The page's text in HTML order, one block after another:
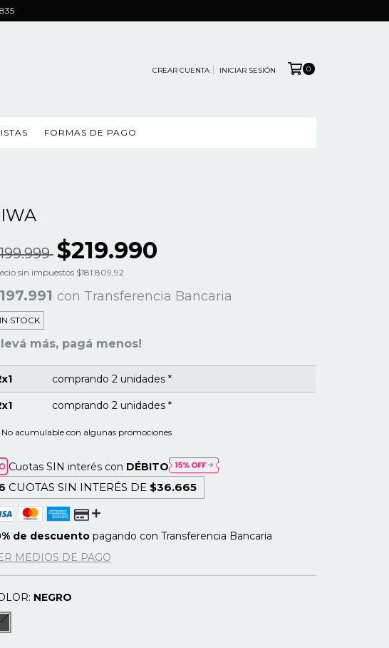
CREAR CUENTA INICIAR SESIÓN 0
FORMAS DE PAGO
$219.990
sin impuestos $181.809,92
con Transferencia Bancaria
STOCK
más, pagá menos!
comprando 2 unidades *
comprando 2 unidades *
No acumulable con algunas promociones
Cuotas SIN interés con DÉBITO
CUOTAS SIN INTERÉS DE $36.665
de descuento pagando con Transferencia Bancaria
MEDIOS DE PAGO
NEGRO